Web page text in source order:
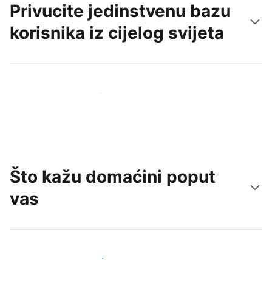
Privucite jedinstvenu bazu
korisnika iz cijelog svijeta
Doprite do novih gostiju već danas
Što kažu domaćini poput
vas
Pridružite se domaćinima poput vas